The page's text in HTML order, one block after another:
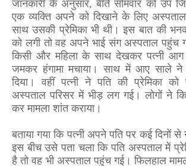
जानकारी के अनुसार, बीते सोमवार को उप
एक व्यक्ति अपने को दिखाने के लिए
साथ उसकी प्रेमिका भी थी। इस बात की
को लगी तो वह अपने भाई संग अस्पताल पहुंच
किसी और महिला के साथ देखकर पत्नी
जमकर हंगामा मचाया। साथ में आए साले
दिया। वहीं पत्नी ने पति की प्रेमिका
अस्पताल परिसर में भीड़ लग गई। लोगों ने
कर मामला शांत कराया।
बताया गया कि पत्नी अपने पति पर कई दिनों
इस बीच उसे पता चला कि पति अस्पताल में
है तो वह भी अस्पताल पहुंच गई। फिलहाल